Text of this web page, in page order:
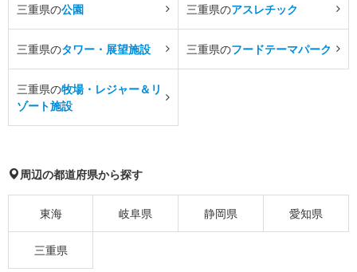
三重県の公園 三重県のアスレチック
三重県のタワー・展望施設 三重県のフードテーマパーク
三重県の牧場・レジャー＆リ
ゾート施設
周辺の都道府県から探す
東海 岐阜県 静岡県 愛知県
三重県